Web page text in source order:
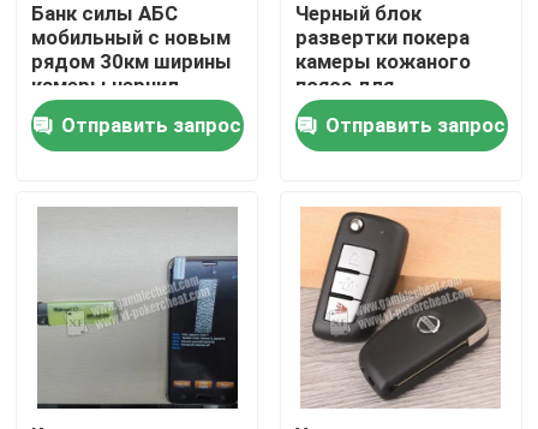
Экскурсия по заводу
Контроль качества
Запросите цитату
Незримые играя карточки
Банк силы АБС
мобильный с новым
рядом 30км ширины
камеры чернил
Отправить запрос
Черный блок
развертки покера
камеры кожаного
пояса для
невидимых
игральных карт
кодов штриховой
маркированных
Отправить запрос